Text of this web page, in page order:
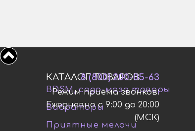
КАТАЛОГ ТОВАРОВ
BDSM, садо-мазо товары
Вибраторы
Приятные мелочи
8 (800) 200-05-63
Режим приема звонков:
Ежедневно с 9:00 до 20:00
(МСК)